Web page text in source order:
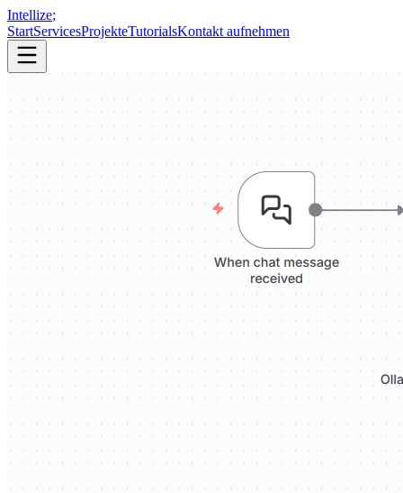
Intellize;
StartServicesProjekteTutorialsKontakt aufnehmen